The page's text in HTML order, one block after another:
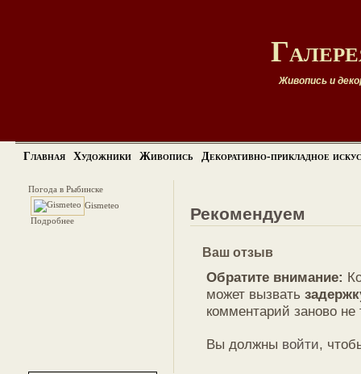
Живопись и
Главная Художники Живопись Декоративно-прикладное
Погода в Рыбинске
Gismeteo
Подробнее
Рекомендуем
Ваш отзыв
Обратите внимание:
может вызвать
комментарий заново не
Вы должны войти,